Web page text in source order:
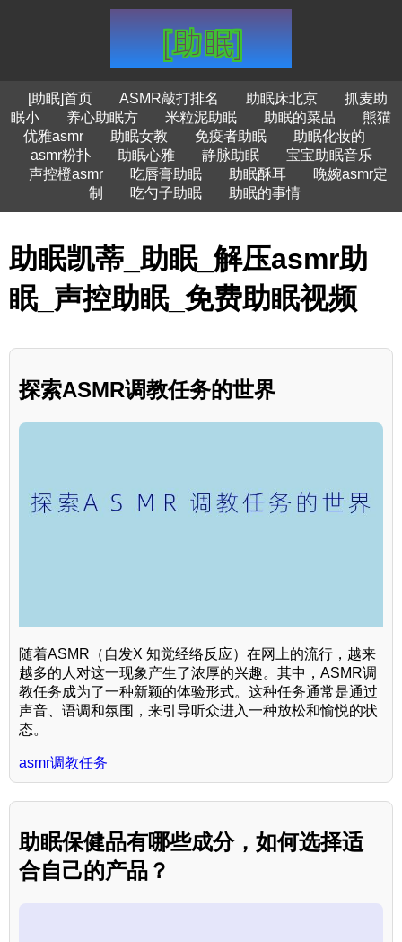
[助眠]首页 ASMR敲打排名 助眠床北京
抓麦助
眠小
养心助眠方 米粒泥助眠 助眠的菜品
熊猫
优雅asmr
助眠女教 免疫者助眠
助眠化妆的
asmr粉扑
助眠心雅 静脉助眠
宝宝助眠音乐
声控橙asmr
吃唇膏助眠 助眠酥耳
晚婉asmr定
制
吃勺子助眠 助眠的事情
助眠凯蒂_助眠_解压asmr助
眠_声控助眠_免费助眠视频
探索ASMR调教任务的世界
随着ASMR（自发X 知觉经络反应）在网上的流行，越来
越多的人对这一现象产生了浓厚的兴趣。其中，ASMR调
教任务成为了一种新颖的体验形式。这种任务通常是通过
声音、语调和氛围，来引导听众进入一种放松和愉悦的状
态。
asmr调教任务
助眠保健品有哪些成分，如何选择适
合自己的产品？